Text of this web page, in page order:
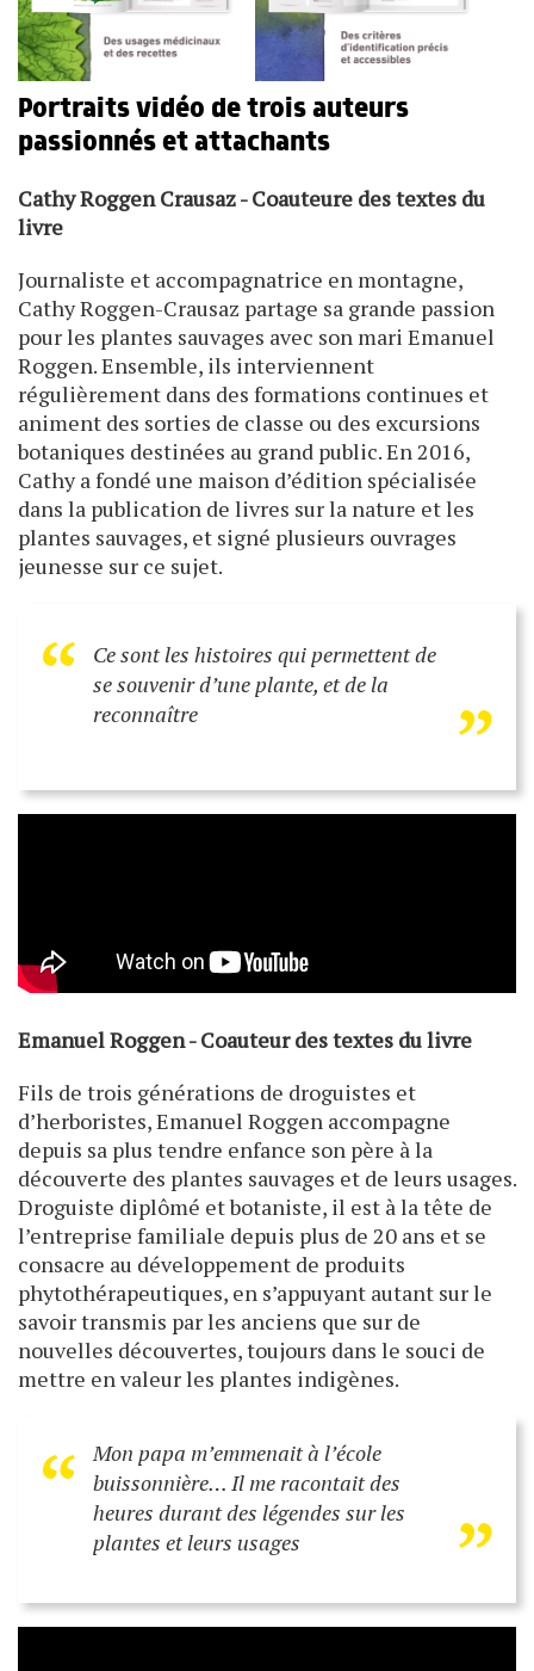
Portraits vidéo de trois auteurs
passionnés et attachants
Cathy Roggen Crausaz - Coauteure des textes du
livre
Journaliste et accompagnatrice en montagne,
Cathy Roggen-Crausaz partage sa grande passion
pour les plantes sauvages avec son mari Emanuel
Roggen. Ensemble, ils interviennent
régulièrement dans des formations continues et
animent des sorties de classe ou des excursions
botaniques destinées au grand public. En 2016,
Cathy a fondé une maison d’édition spécialisée
dans la publication de livres sur la nature et les
plantes sauvages, et signé plusieurs ouvrages
jeunesse sur ce sujet.
“
Ce sont les histoires qui permettent de
se souvenir d’une plante, et de la
reconnaître
„
Emanuel Roggen - Coauteur des textes du livre
Fils de trois générations de droguistes et
d’herboristes, Emanuel Roggen accompagne
depuis sa plus tendre enfance son père à la
découverte des plantes sauvages et de leurs usages.
Droguiste diplômé et botaniste, il est à la tête de
l’entreprise familiale depuis plus de 20 ans et se
consacre au développement de produits
phytothérapeutiques, en s’appuyant autant sur le
savoir transmis par les anciens que sur de
nouvelles découvertes, toujours dans le souci de
mettre en valeur les plantes indigènes.
“
Mon papa m’emmenait à l’école
buissonnière… Il me racontait des
heures durant des légendes sur les
plantes et leurs usages
„